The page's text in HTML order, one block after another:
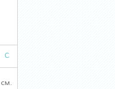
С
см.